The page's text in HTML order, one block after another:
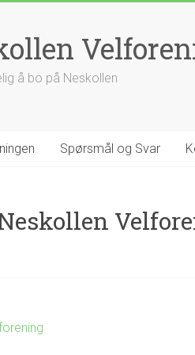
å bo på Neskollen
Spørsmål og Svar